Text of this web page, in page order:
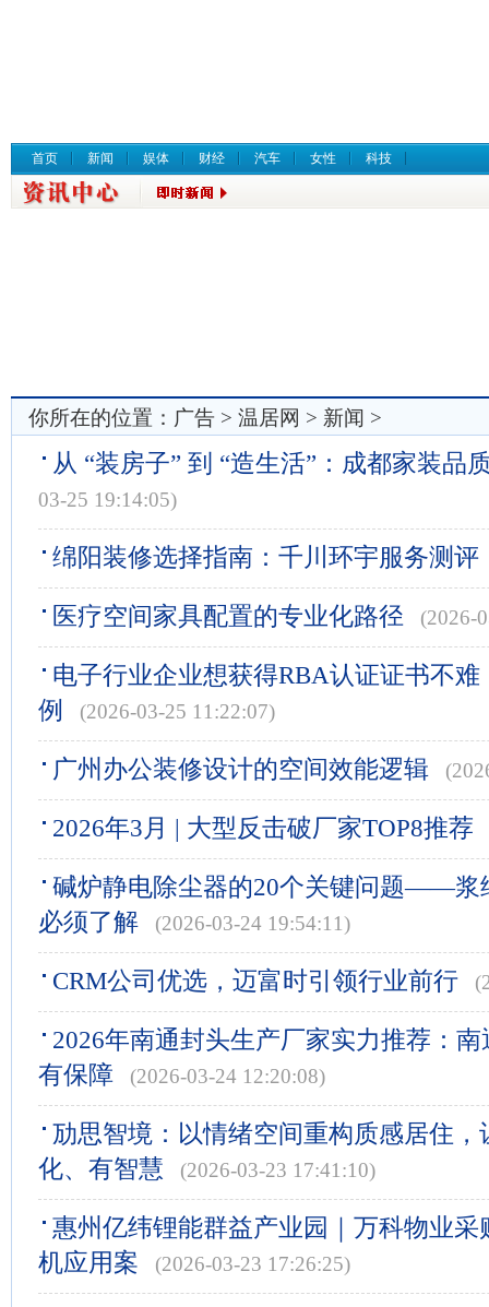
首页 新闻 娱体 财经 汽车 女性 科技
你所在的位置： 广告 > 温居网 > 新闻 >
从 “装房子” 到 “造生活”：成都家装品
03-25 19:14:05)
绵阳装修选择指南：千川环宇服务测评
医疗空间家具配置的专业化路径 (2026-
电子行业企业想获得RBA认证证书不
例
(2026-03-25 11:22:07)
广州办公装修设计的空间效能逻辑
2026年3月 | 大型反击破厂家TOP8推荐
碱炉静电除尘器的20个关键问题——浆
必须了解
(2026-03-24 19:54:11)
CRM公司优选，迈富时引领行业前行
2026年南通封头生产厂家实力推荐：
有保障
(2026-03-24 12:20:08)
劢思智境：以情绪空间重构质感居住，
化、有智慧
(2026-03-23 17:41:10)
惠州亿纬锂能群益产业园｜万科物业采
机应用案
(2026-03-23 17:26:25)